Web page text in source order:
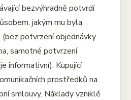
bezvýhradně potvrdí
jakým mu byla
(bez potvrzení objednávky
samotné potvrzení
informativní). Kupující
prostředků na
smlouvy. Náklady vzniklé